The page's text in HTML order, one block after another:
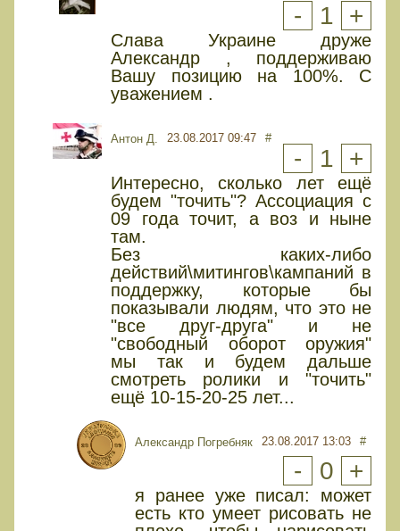
- 1 +
Слава Украине друже
Александр , поддерживаю
Вашу позицию на 100%. С
уважением .
Антон Д. 23.08.2017 09:47 #
- 1 +
Интересно, сколько лет ещё
будем "точить"? Ассоциация с
09 года точит, а воз и ныне
там.
Без каких-либо
действий\митингов\кампаний в
поддержку, которые бы
показывали людям, что это не
"все друг-друга" и не
"свободный оборот оружия"
мы так и будем дальше
смотреть ролики и "точить"
ещё 10-15-20-25 лет...
Александр Погребняк 23.08.2017 13:03 #
- 0 +
я ранее уже писал: может
есть кто умеет рисовать не